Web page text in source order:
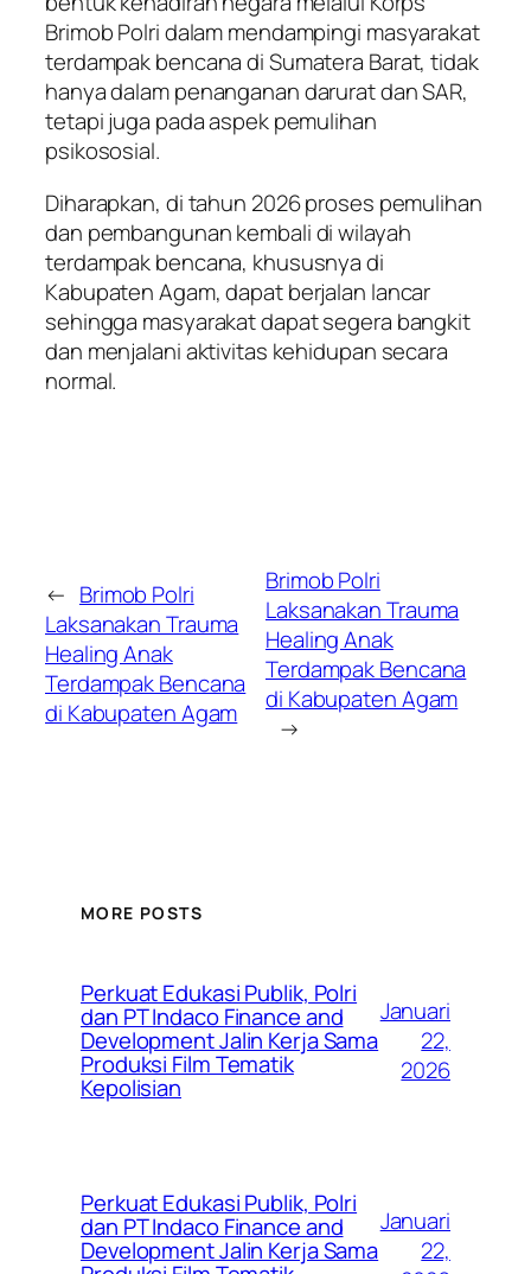
Brimob Polri dalam mendampingi masyarakat
terdampak bencana di Sumatera Barat, tidak
hanya dalam penanganan darurat dan SAR,
tetapi juga pada aspek pemulihan
psikososial.
Diharapkan, di tahun 2026 proses pemulihan
dan pembangunan kembali di wilayah
terdampak bencana, khususnya di
Kabupaten Agam, dapat berjalan lancar
sehingga masyarakat dapat segera bangkit
dan menjalani aktivitas kehidupan secara
normal.
← Brimob Polri
Laksanakan Trauma
Healing Anak
Terdampak Bencana
di Kabupaten Agam
Brimob Polri
Laksanakan Trauma
Healing Anak
Terdampak Bencana
di Kabupaten Agam
→
MORE POSTS
Perkuat Edukasi Publik, Polri
dan PT Indaco Finance and
Development Jalin Kerja Sama
Produksi Film Tematik
Kepolisian
Januari
22,
2026
Perkuat Edukasi Publik, Polri
dan PT Indaco Finance and
Development Jalin Kerja Sama
Januari
22,